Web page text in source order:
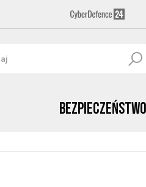
Bezpieczeństwo